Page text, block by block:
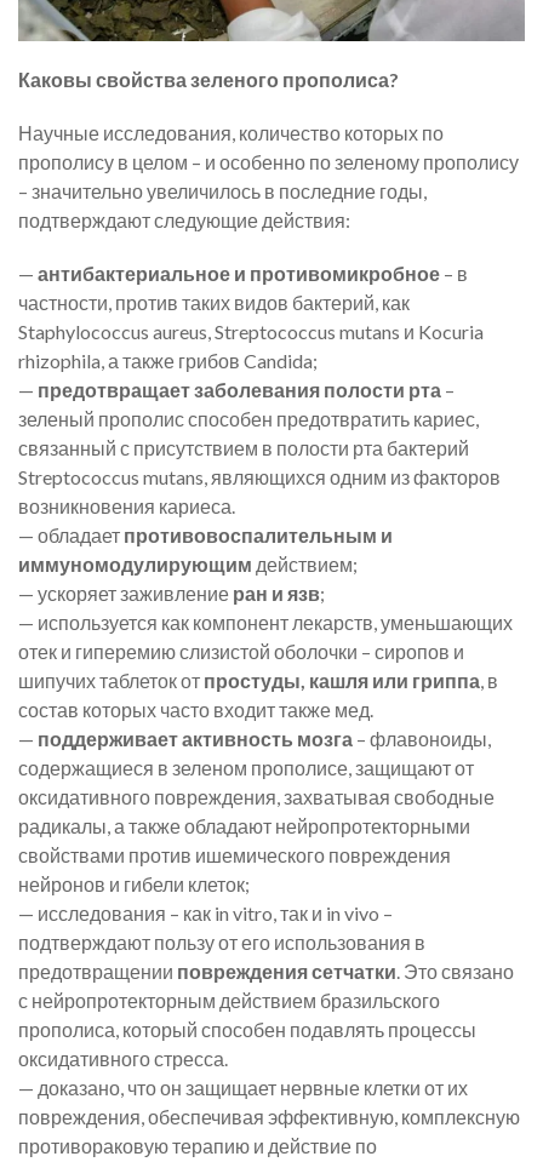
Каковы свойства зеленого прополиса?
Научные исследования, количество которых по
прополису в целом – и особенно по зеленому прополису
– значительно увеличилось в последние годы,
подтверждают следующие действия:
— антибактериальное и противомикробное – в
частности, против таких видов бактерий, как
Staphylococcus aureus, Streptococcus mutans и Kocuria
rhizophila, а также грибов Candida;
— предотвращает заболевания полости рта –
зеленый прополис способен предотвратить кариес,
связанный с присутствием в полости рта бактерий
Streptococcus mutans, являющихся одним из факторов
возникновения кариеса.
— обладает противовоспалительным и
иммуномодулирующим действием;
— ускоряет заживление ран и язв;
— используется как компонент лекарств, уменьшающих
отек и гиперемию слизистой оболочки – сиропов и
шипучих таблеток от простуды, кашля или гриппа, в
состав которых часто входит также мед.
— поддерживает активность мозга – флавоноиды,
содержащиеся в зеленом прополисе, защищают от
оксидативного повреждения, захватывая свободные
радикалы, а также обладают нейропротекторными
свойствами против ишемического повреждения
нейронов и гибели клеток;
— исследования – как in vitro, так и in vivo –
подтверждают пользу от его использования в
предотвращении повреждения сетчатки. Это связано
с нейропротекторным действием бразильского
прополиса, который способен подавлять процессы
оксидативного стресса.
— доказано, что он защищает нервные клетки от их
повреждения, обеспечивая эффективную, комплексную
противораковую терапию и действие по